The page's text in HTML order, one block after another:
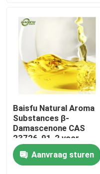
Video's
VR-show
Over ons
Fabriekstocht
Kwaliteitscontrole
Baisfu Natural Aroma
Substances β-
Damascenone CAS
23726-91-2 voor
voedingsmiddelen,
aroma's, grondstoffen
en cosmetische
Aanvraag sturen